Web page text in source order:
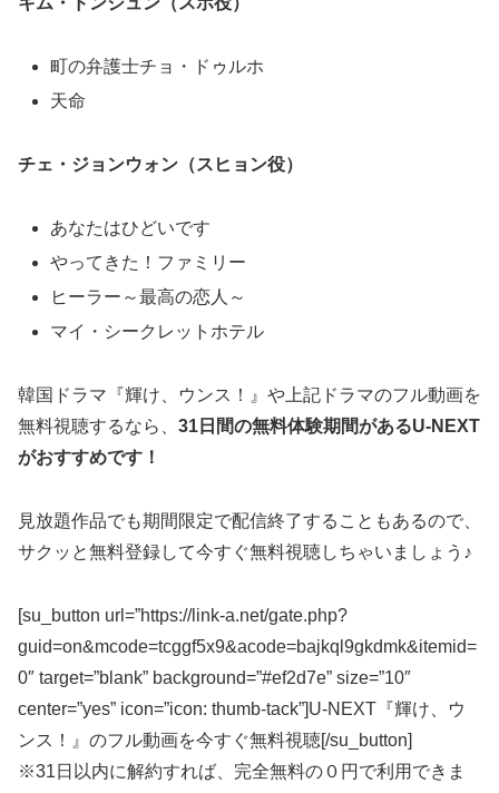
町の弁護士チョ・ドゥルホ
天命
チェ・ジョンウォン（スヒョン役）
あなたはひどいです
やってきた！ファミリー
ヒーラー～最高の恋人～
マイ・シークレットホテル
韓国ドラマ『輝け、ウンス！』や上記ドラマのフル動画を
無料視聴するなら、 31日間の無料体験期間があるU-NEXT
がおすすめです！
見放題作品でも期間限定で配信終了することもあるので、
サクッと無料登録して今すぐ無料視聴しちゃいましょう♪
[su_button url=”https://link-a.net/gate.php?
guid=on&mcode=tcggf5x9&acode=bajkql9gkdmk&itemid=
0″ target=”blank” background=”#ef2d7e” size=”10″
center=”yes” icon=”icon: thumb-tack”]U-NEXT『輝け、ウ
ンス！』のフル動画を今すぐ無料視聴[/su_button]
※31日以内に解約すれば、完全無料の０円で利用できま